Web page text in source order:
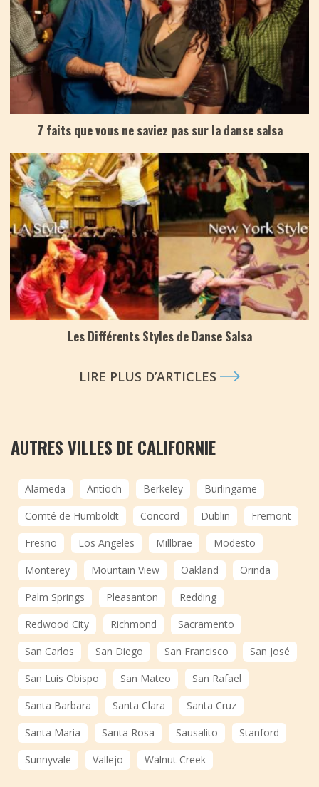
7 faits que vous ne saviez pas sur la danse salsa
Les Différents Styles de Danse Salsa
LIRE PLUS D’ARTICLES
AUTRES VILLES DE CALIFORNIE
Alameda Antioch Berkeley
Burlingame
Comté de Humboldt
Concord Dublin
Fremont
Fresno
Los Angeles Millbrae
Modesto
Monterey
Mountain View Oakland
Orinda
Palm Springs
Pleasanton
Redding
Redwood City
Richmond
Sacramento
San Carlos
San Diego San Francisco
San José
San Luis Obispo
San Mateo
San Rafael
Santa Barbara
Santa Clara
Santa Cruz
Santa Maria
Santa Rosa Sausalito
Stanford
Sunnyvale
Vallejo Walnut Creek